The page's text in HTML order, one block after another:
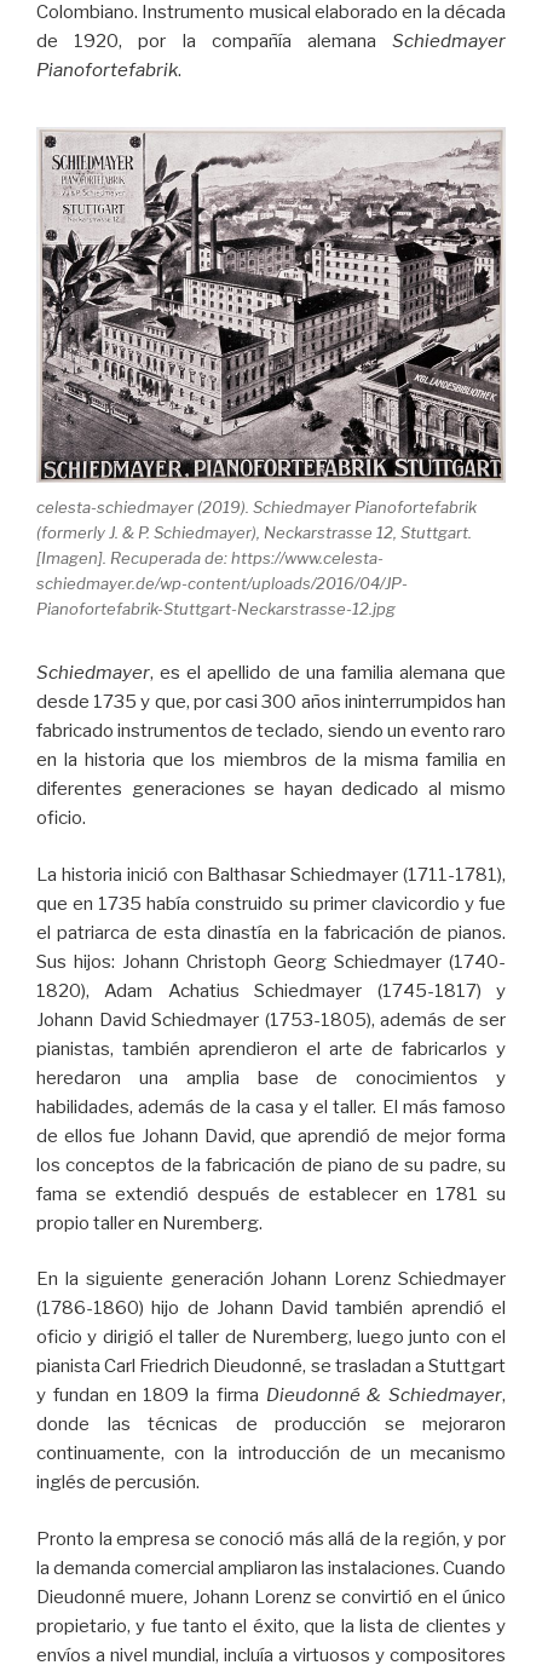
Colombiano. Instrumento musical elaborado en la década
de 1920, por la compañía alemana Schiedmayer
Pianofortefabrik.
celesta-schiedmayer (2019). Schiedmayer Pianofortefabrik
(formerly J. & P. Schiedmayer), Neckarstrasse 12, Stuttgart.
[Imagen]. Recuperada de: https://www.celesta-
schiedmayer.de/wp-content/uploads/2016/04/JP-
Pianofortefabrik-Stuttgart-Neckarstrasse-12.jpg
Schiedmayer, es el apellido de una familia alemana que
desde 1735 y que, por casi 300 años ininterrumpidos han
fabricado instrumentos de teclado, siendo un evento raro
en la historia que los miembros de la misma familia en
diferentes generaciones se hayan dedicado al mismo
oficio.
La historia inició con Balthasar Schiedmayer (1711-1781),
que en 1735 había construido su primer clavicordio y fue
el patriarca de esta dinastía en la fabricación de pianos.
Sus hijos: Johann Christoph Georg Schiedmayer (1740-
1820), Adam Achatius Schiedmayer (1745-1817) y
Johann David Schiedmayer (1753-1805), además de ser
pianistas, también aprendieron el arte de fabricarlos y
heredaron una amplia base de conocimientos y
habilidades, además de la casa y el taller. El más famoso
de ellos fue Johann David, que aprendió de mejor forma
los conceptos de la fabricación de piano de su padre, su
fama se extendió después de establecer en 1781 su
propio taller en Nuremberg.
En la siguiente generación Johann Lorenz Schiedmayer
(1786-1860) hijo de Johann David también aprendió el
oficio y dirigió el taller de Nuremberg, luego junto con el
pianista Carl Friedrich Dieudonné, se trasladan a Stuttgart
y fundan en 1809 la firma Dieudonné & Schiedmayer,
donde las técnicas de producción se mejoraron
continuamente, con la introducción de un mecanismo
inglés de percusión.
Pronto la empresa se conoció más allá de la región, y por
la demanda comercial ampliaron las instalaciones. Cuando
Dieudonné muere, Johann Lorenz se convirtió en el único
propietario, y fue tanto el éxito, que la lista de clientes y
envíos a nivel mundial, incluía a virtuosos y compositores